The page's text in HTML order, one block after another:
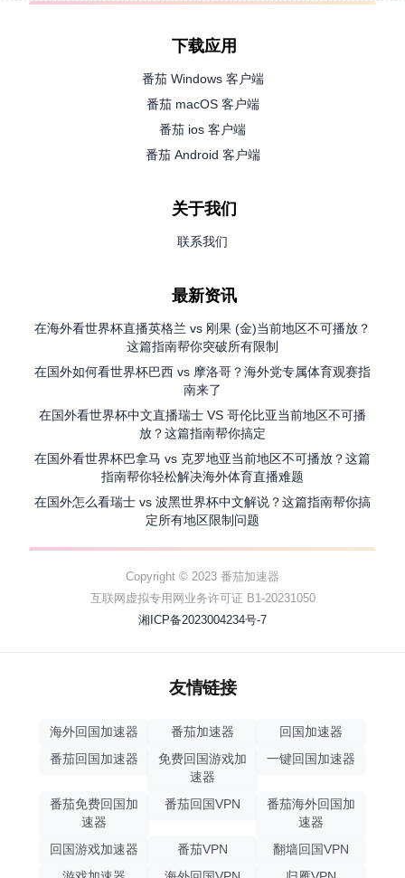
下载应用
番茄 Windows 客户端
番茄 macOS 客户端
番茄 ios 客户端
番茄 Android 客户端
关于我们
联系我们
最新资讯
在海外看世界杯直播英格兰 vs 刚果 (金)当前地区不可播放？
这篇指南帮你突破所有限制
在国外如何看世界杯巴西 vs 摩洛哥？海外党专属体育观赛指
南来了
在国外看世界杯中文直播瑞士 VS 哥伦比亚当前地区不可播
放？这篇指南帮你搞定
在国外看世界杯巴拿马 vs 克罗地亚当前地区不可播放？这篇
指南帮你轻松解决海外体育直播难题
在国外怎么看瑞士 vs 波黑世界杯中文解说？这篇指南帮你搞
定所有地区限制问题
Copyright © 2023 番茄加速器
互联网虚拟专用网业务许可证 B1-20231050
湘ICP备2023004234号-7
友情链接
海外回国加速器 番茄加速器
回国加速器
番茄回国加速器
免费回国游戏加
速器
一键回国加速器
番茄免费回国加
速器
番茄回国VPN
番茄海外回国加
速器
回国游戏加速器
番茄VPN
翻墙回国VPN